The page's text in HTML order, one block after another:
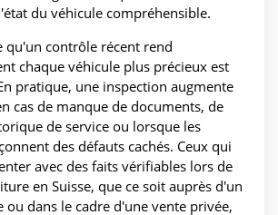
du véhicule compréhensible.
qu'un contrôle récent rend
chaque véhicule plus précieux est
pratique, une inspection augmente
cas de manque de documents, de
de service ou lorsque les
des défauts cachés. Ceux qui
avec des faits vérifiables lors de
en Suisse, que ce soit auprès d'un
ou dans le cadre d'une vente privée,